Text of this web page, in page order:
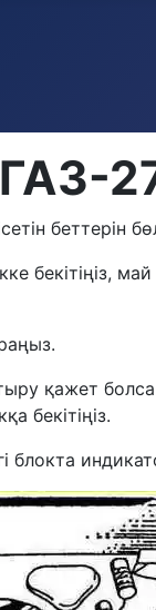
беттерін
бекітіңіз,
қажет
бекітіңіз.